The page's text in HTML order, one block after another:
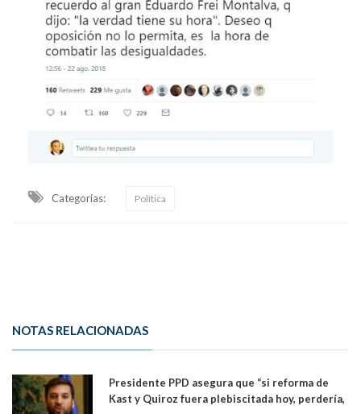
Categorias: Política
NOTAS RELACIONADAS
Presidente PPD asegura que “si reforma de
Kast y Quiroz fuera plebiscitada hoy, perdería,